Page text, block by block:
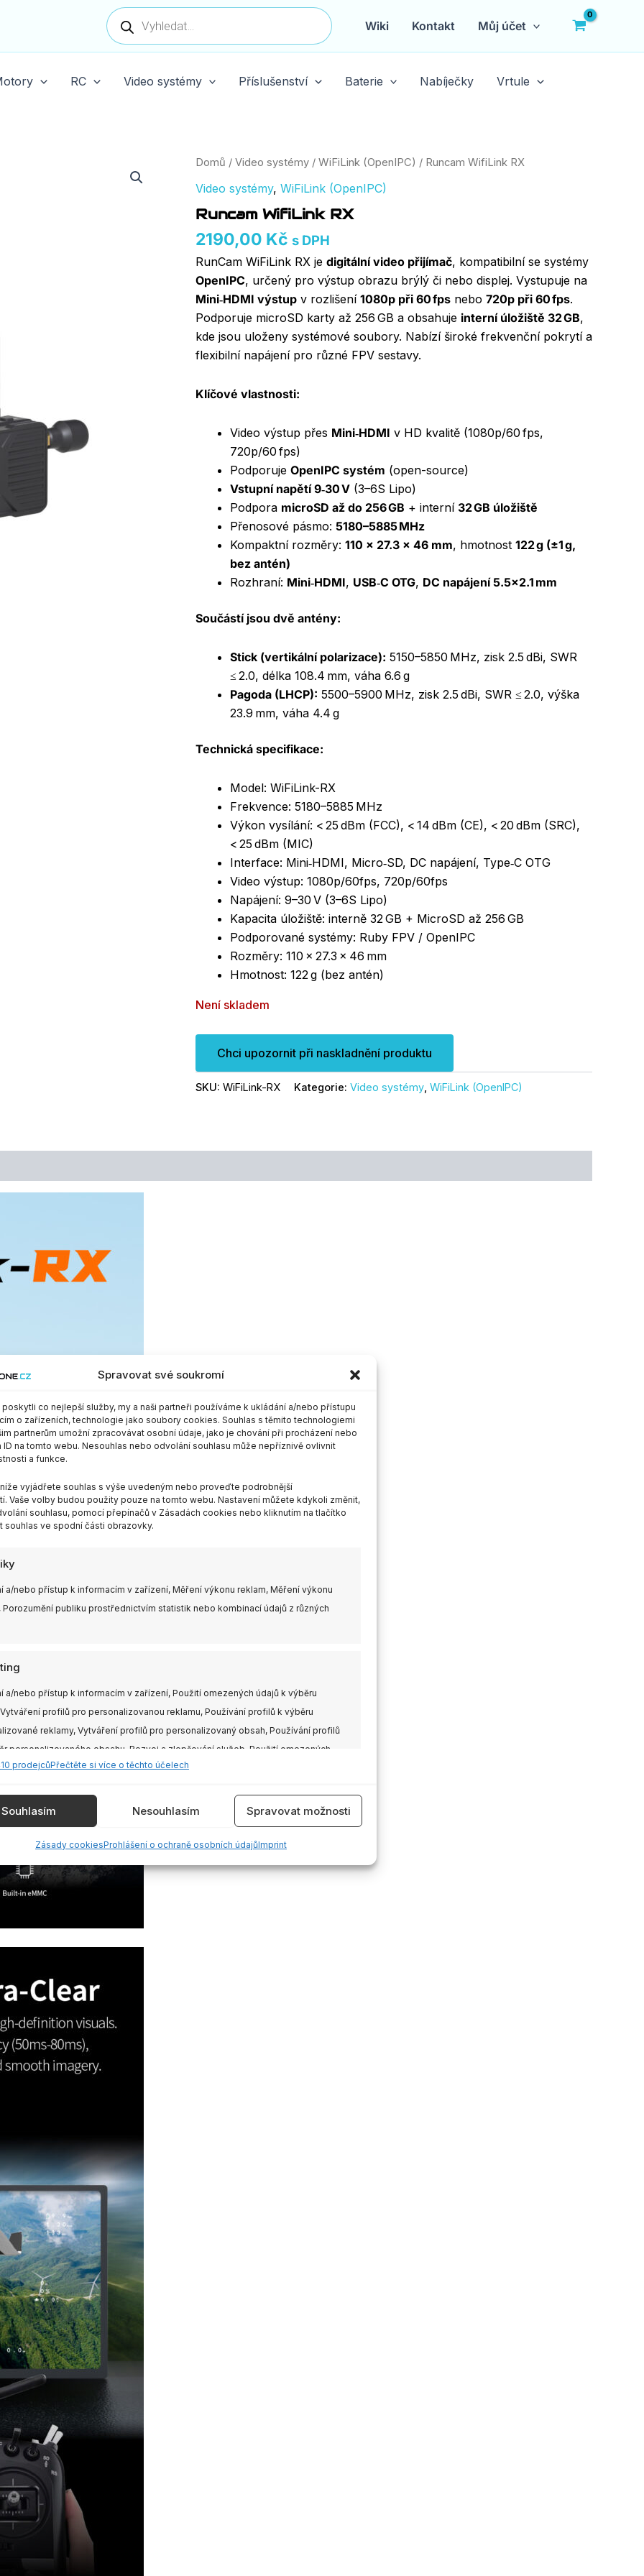
Spravovat své soukromí
co nejlepší služby, my a naši partneři používáme k ukládání a/nebo přístupu
o zařízeních, technologie jako soubory cookies. Souhlas s těmito technologiemi
partnerům umožní zpracovávat osobní údaje, jako je chování při procházení nebo
ID na tomto webu. Nesouhlas nebo odvolání souhlasu může nepříznivě ovlivnit
a funkce.
vyjádřete souhlas s výše uvedeným nebo proveďte podrobnější
Vaše volby budou použity pouze na tomto webu. Nastavení můžete kdykoli změnit,
souhlasu, pomocí přepínačů v Zásadách cookies nebo kliknutím na tlačítko
souhlas ve spodní části obrazovky.
a/nebo přístup k informacím v zařízení, Měření výkonu reklam, Měření výkonu
Porozumění publiku prostřednictvím statistik nebo kombinací údajů z různých
a/nebo přístup k informacím v zařízení, Použití omezených údajů k výběru
profilů pro personalizovanou reklamu, Používání profilů k výběru
reklamy, Vytváření profilů pro personalizovaný obsah, Používání profilů
personalizovaného obsahu, Rozvoj a zlepšování služeb, Použití omezených
obsahu.
Vždy aktivní
Identifikace zařízení na základě automaticky přenášených informací.
bezpečnosti, předcházení a zjišťování podvodů a
Ukládání a sdělování voleb ochrany osobních údajů.
prodejcůPřečtěte si více o těchto účelech
Souhlasím Nesouhlasím Spravovat možnosti
Zásady cookiesProhlášení o ochraně osobních údajůImprint
Products
search
Wiki Kontakt Můj účet
RC Video systémy Příslušenství Baterie Nabíječky Vrtule
Domů / Video systémy / WiFiLink (OpenIPC) / Runcam WifiLink RX
Video systémy, WiFiLink (OpenIPC)
Runcam WifiLink RX
2190,00 Kč s DPH
RunCam WiFiLink RX je digitální video přijímač, kompatibilní se systémy
OpenIPC, určený pro výstup obrazu brýlý či nebo displej. Vystupuje na
Mini‑HDMI výstup v rozlišení 1080p při 60 fps nebo 720p při 60 fps.
Podporuje microSD karty až 256 GB a obsahuje interní úložiště 32 GB,
kde jsou uloženy systémové soubory. Nabízí široké frekvenční pokrytí a
flexibilní napájení pro různé FPV sestavy.
Klíčové vlastnosti:
Video výstup přes Mini‑HDMI v HD kvalitě (1080p/60 fps,
720p/60 fps)
Podporuje OpenIPC systém (open-source)
Vstupní napětí 9‑30 V (3–6S Lipo)
Podpora microSD až do 256 GB + interní 32 GB úložiště
Přenosové pásmo: 5180–5885 MHz
Kompaktní rozměry: 110 × 27.3 × 46 mm, hmotnost 122 g (±1 g,
bez antén)
Rozhraní: Mini‑HDMI, USB‑C OTG, DC napájení 5.5×2.1 mm
Součástí jsou dvě antény:
Stick (vertikální polarizace): 5150–5850 MHz, zisk 2.5 dBi, SWR
≤ 2.0, délka 108.4 mm, váha 6.6 g
Pagoda (LHCP): 5500–5900 MHz, zisk 2.5 dBi, SWR ≤ 2.0, výška
23.9 mm, váha 4.4 g
Technická specifikace:
Model: WiFiLink-RX
Frekvence: 5180–5885 MHz
Výkon vysílání: < 25 dBm (FCC), < 14 dBm (CE), < 20 dBm (SRC),
< 25 dBm (MIC)
Interface: Mini‑HDMI, Micro‑SD, DC napájení, Type‑C OTG
Video výstup: 1080p/60fps, 720p/60fps
Napájení: 9–30 V (3–6S Lipo)
Kapacita úložiště: interně 32 GB + MicroSD až 256 GB
Podporované systémy: Ruby FPV / OpenIPC
Rozměry: 110 × 27.3 × 46 mm
Hmotnost: 122 g (bez antén)
Není skladem
Chci upozornit při naskladnění produktu
SKU: WiFiLink-RX Kategorie: Video systémy WiFiLink (OpenIPC)